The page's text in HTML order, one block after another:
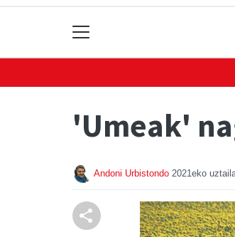
'Umeak'
Andoni Urbistondo 2021eko